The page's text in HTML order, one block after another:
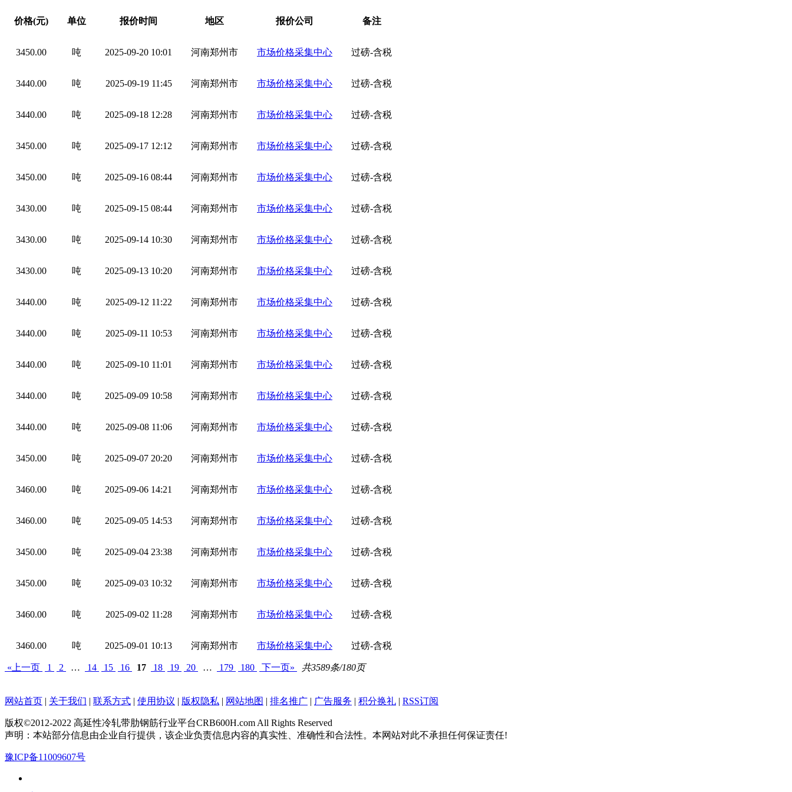
价格(元) 单位 报价时间 地区 报价公司 备注
3450.00 吨 2025-09-20 10:01 河南郑州市 市场价格采集中心 过磅-含税
3440.00 吨 2025-09-19 11:45 河南郑州市 市场价格采集中心 过磅-含税
3440.00 吨 2025-09-18 12:28 河南郑州市 市场价格采集中心 过磅-含税
3450.00 吨 2025-09-17 12:12 河南郑州市 市场价格采集中心 过磅-含税
3450.00 吨 2025-09-16 08:44 河南郑州市 市场价格采集中心 过磅-含税
3430.00 吨 2025-09-15 08:44 河南郑州市 市场价格采集中心 过磅-含税
3430.00 吨 2025-09-14 10:30 河南郑州市 市场价格采集中心 过磅-含税
3430.00 吨 2025-09-13 10:20 河南郑州市 市场价格采集中心 过磅-含税
3440.00 吨 2025-09-12 11:22 河南郑州市 市场价格采集中心 过磅-含税
3440.00 吨 2025-09-11 10:53 河南郑州市 市场价格采集中心 过磅-含税
3440.00 吨 2025-09-10 11:01 河南郑州市 市场价格采集中心 过磅-含税
3440.00 吨 2025-09-09 10:58 河南郑州市 市场价格采集中心 过磅-含税
3440.00 吨 2025-09-08 11:06 河南郑州市 市场价格采集中心 过磅-含税
3450.00 吨 2025-09-07 20:20 河南郑州市 市场价格采集中心 过磅-含税
3460.00 吨 2025-09-06 14:21 河南郑州市 市场价格采集中心 过磅-含税
3460.00 吨 2025-09-05 14:53 河南郑州市 市场价格采集中心 过磅-含税
3450.00 吨 2025-09-04 23:38 河南郑州市 市场价格采集中心 过磅-含税
3450.00 吨 2025-09-03 10:32 河南郑州市 市场价格采集中心 过磅-含税
3460.00 吨 2025-09-02 11:28 河南郑州市 市场价格采集中心 过磅-含税
3460.00 吨 2025-09-01 10:13 河南郑州市 市场价格采集中心 过磅-含税
«上一页 1 2 … 14 15 16 17 18 19 20 … 179 180 下一页» 共3589条/180页
网站首页 关于我们 联系方式 使用协议 版权隐私 网站地图 排名推广 广告服务 积分换礼 RSS订阅
版权©2012-2022 高延性冷轧带肋钢筋行业平台CRB600H.com All Rights Reserved
声明：本站部分信息由企业自行提供，该企业负责信息内容的真实性、准确性和合法性。本网站对此不承担任何保证责任!
豫ICP备11009607号